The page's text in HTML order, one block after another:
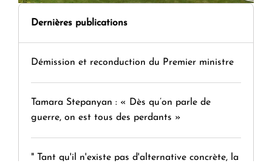
Dernières publications
Démission et reconduction du Premier ministre
Tamara Stepanyan : « Dès qu’on parle de
guerre, on est tous des perdants »
" Tant qu'il n'existe pas d'alternative concrète, la